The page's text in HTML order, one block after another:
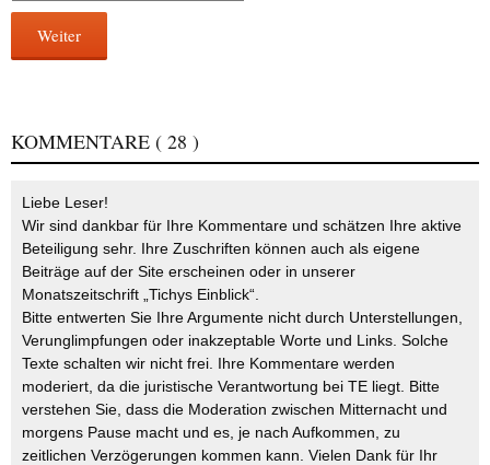
Weiter
KOMMENTARE ( 28 )
Liebe Leser!
Wir sind dankbar für Ihre Kommentare und schätzen Ihre aktive
Beteiligung sehr. Ihre Zuschriften können auch als eigene
Beiträge auf der Site erscheinen oder in unserer
Monatszeitschrift „Tichys Einblick“.
Bitte entwerten Sie Ihre Argumente nicht durch Unterstellungen,
Verunglimpfungen oder inakzeptable Worte und Links. Solche
Texte schalten wir nicht frei. Ihre Kommentare werden
moderiert, da die juristische Verantwortung bei TE liegt. Bitte
verstehen Sie, dass die Moderation zwischen Mitternacht und
morgens Pause macht und es, je nach Aufkommen, zu
zeitlichen Verzögerungen kommen kann. Vielen Dank für Ihr